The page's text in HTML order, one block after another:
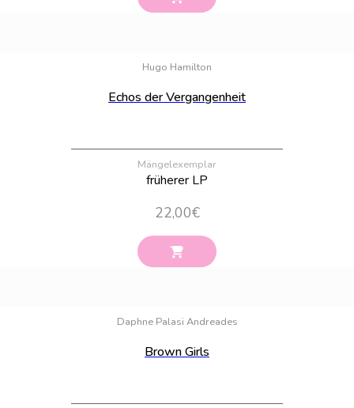
Hugo Hamilton
Echos der Vergangenheit
Mängelexemplar
früherer LP
22,00€
Daphne Palasi Andreades
Brown Girls